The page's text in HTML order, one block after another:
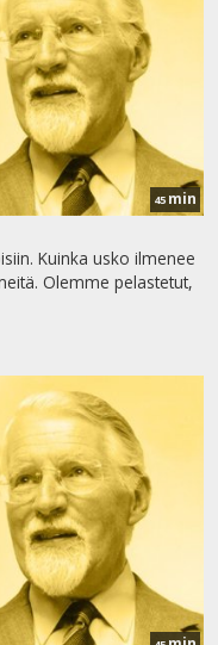
45 min
Kuinka usko ilmenee
Olemme pelastetut,